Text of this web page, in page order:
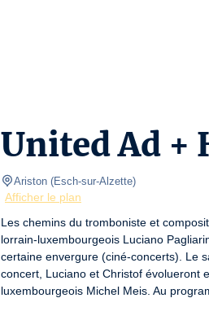
United Ad +
Ariston (Esch-sur-Alzette)
Afficher le plan
Les chemins du tromboniste et
lorrain-luxembourgeois Luciano
certaine envergure (ciné-concerts). Le
concert, Luciano et Christof évolueront
luxembourgeois Michel Meis. Au